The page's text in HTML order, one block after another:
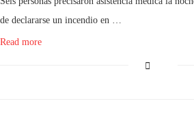
de declararse un incendio en …
Read more